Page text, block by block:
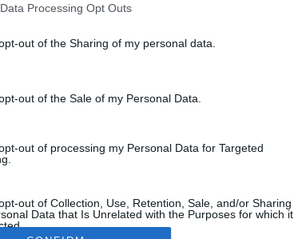
Processing Opt Outs
out of the Sharing of my personal data.
out of the Sale of my Personal Data.
out of processing my Personal Data for Targeted
out of Collection, Use, Retention, Sale, and/or Sharing
Data that Is Unrelated with the Purposes for which it